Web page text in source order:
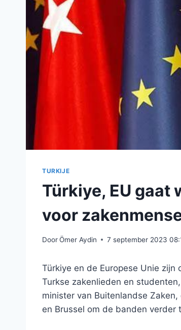
TURKIJE
Türkiye, EU
voor
DoorÖmer Aydin 7 september 2023
Türkiye en de Europese Unie
Turkse zakenlieden en
minister van Buitenlandse
en Brussel om de banden verder